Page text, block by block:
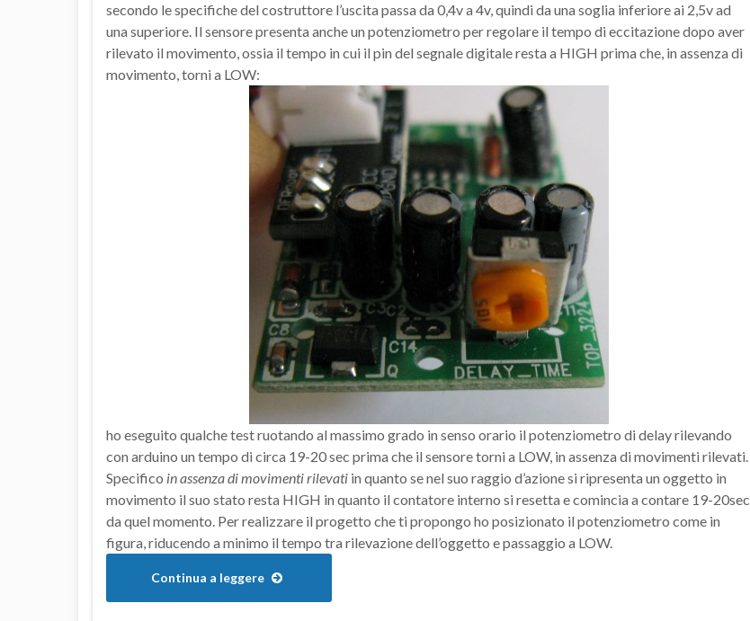
secondo le specifiche del costruttore l’uscita passa da 0,4v a 4v, quindi da una soglia inferiore ai 2,5v ad
una superiore. Il sensore presenta anche un potenziometro per regolare il tempo di eccitazione dopo aver
rilevato il movimento, ossia il tempo in cui il pin del segnale digitale resta a HIGH prima che, in assenza di
movimento, torni a LOW:
ho eseguito qualche test ruotando al massimo grado in senso orario il potenziometro di delay rilevando
con arduino un tempo di circa 19-20 sec prima che il sensore torni a LOW, in assenza di movimenti rilevati.
Specifico in assenza di movimenti rilevati in quanto se nel suo raggio d’azione si ripresenta un oggetto in
movimento il suo stato resta HIGH in quanto il contatore interno si resetta e comincia a contare 19-20sec
da quel momento. Per realizzare il progetto che ti propongo ho posizionato il potenziometro come in
figura, riducendo a minimo il tempo tra rilevazione dell’oggetto e passaggio a LOW.
Continua a leggere